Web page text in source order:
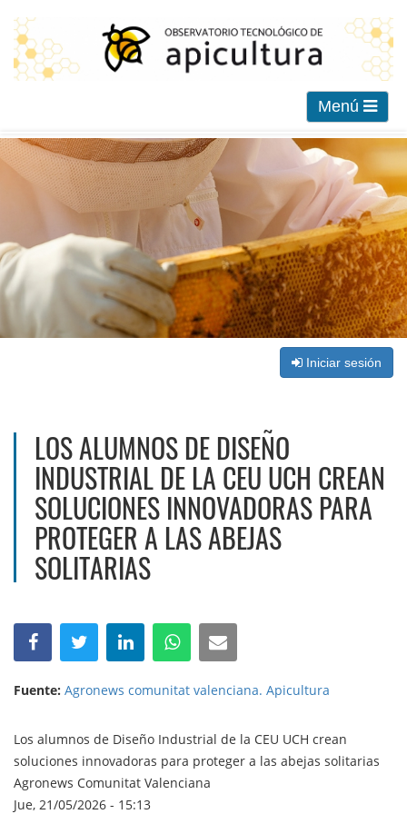
Menú
Iniciar sesión
LOS ALUMNOS DE DISEÑO
INDUSTRIAL DE LA CEU UCH CREAN
SOLUCIONES INNOVADORAS PARA
PROTEGER A LAS ABEJAS
SOLITARIAS
Fuente: Agronews comunitat valenciana. Apicultura
Los alumnos de Diseño Industrial de la CEU UCH crean
soluciones innovadoras para proteger a las abejas solitarias
Agronews Comunitat Valenciana
Jue, 21/05/2026 - 15:13